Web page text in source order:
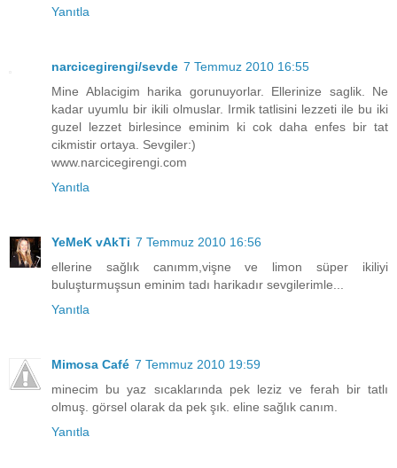
Yanıtla
narcicegirengi/sevde 7 Temmuz 2010 16:55
Mine Ablacigim harika gorunuyorlar. Ellerinize saglik. Ne
kadar uyumlu bir ikili olmuslar. Irmik tatlisini lezzeti ile bu iki
guzel lezzet birlesince eminim ki cok daha enfes bir tat
cikmistir ortaya. Sevgiler:)
www.narcicegirengi.com
Yanıtla
YeMeK vAkTi 7 Temmuz 2010 16:56
ellerine sağlık canımm,vişne ve limon süper ikiliyi
buluşturmuşsun eminim tadı harikadır sevgilerimle...
Yanıtla
Mimosa Café 7 Temmuz 2010 19:59
minecim bu yaz sıcaklarında pek leziz ve ferah bir tatlı
olmuş. görsel olarak da pek şık. eline sağlık canım.
Yanıtla